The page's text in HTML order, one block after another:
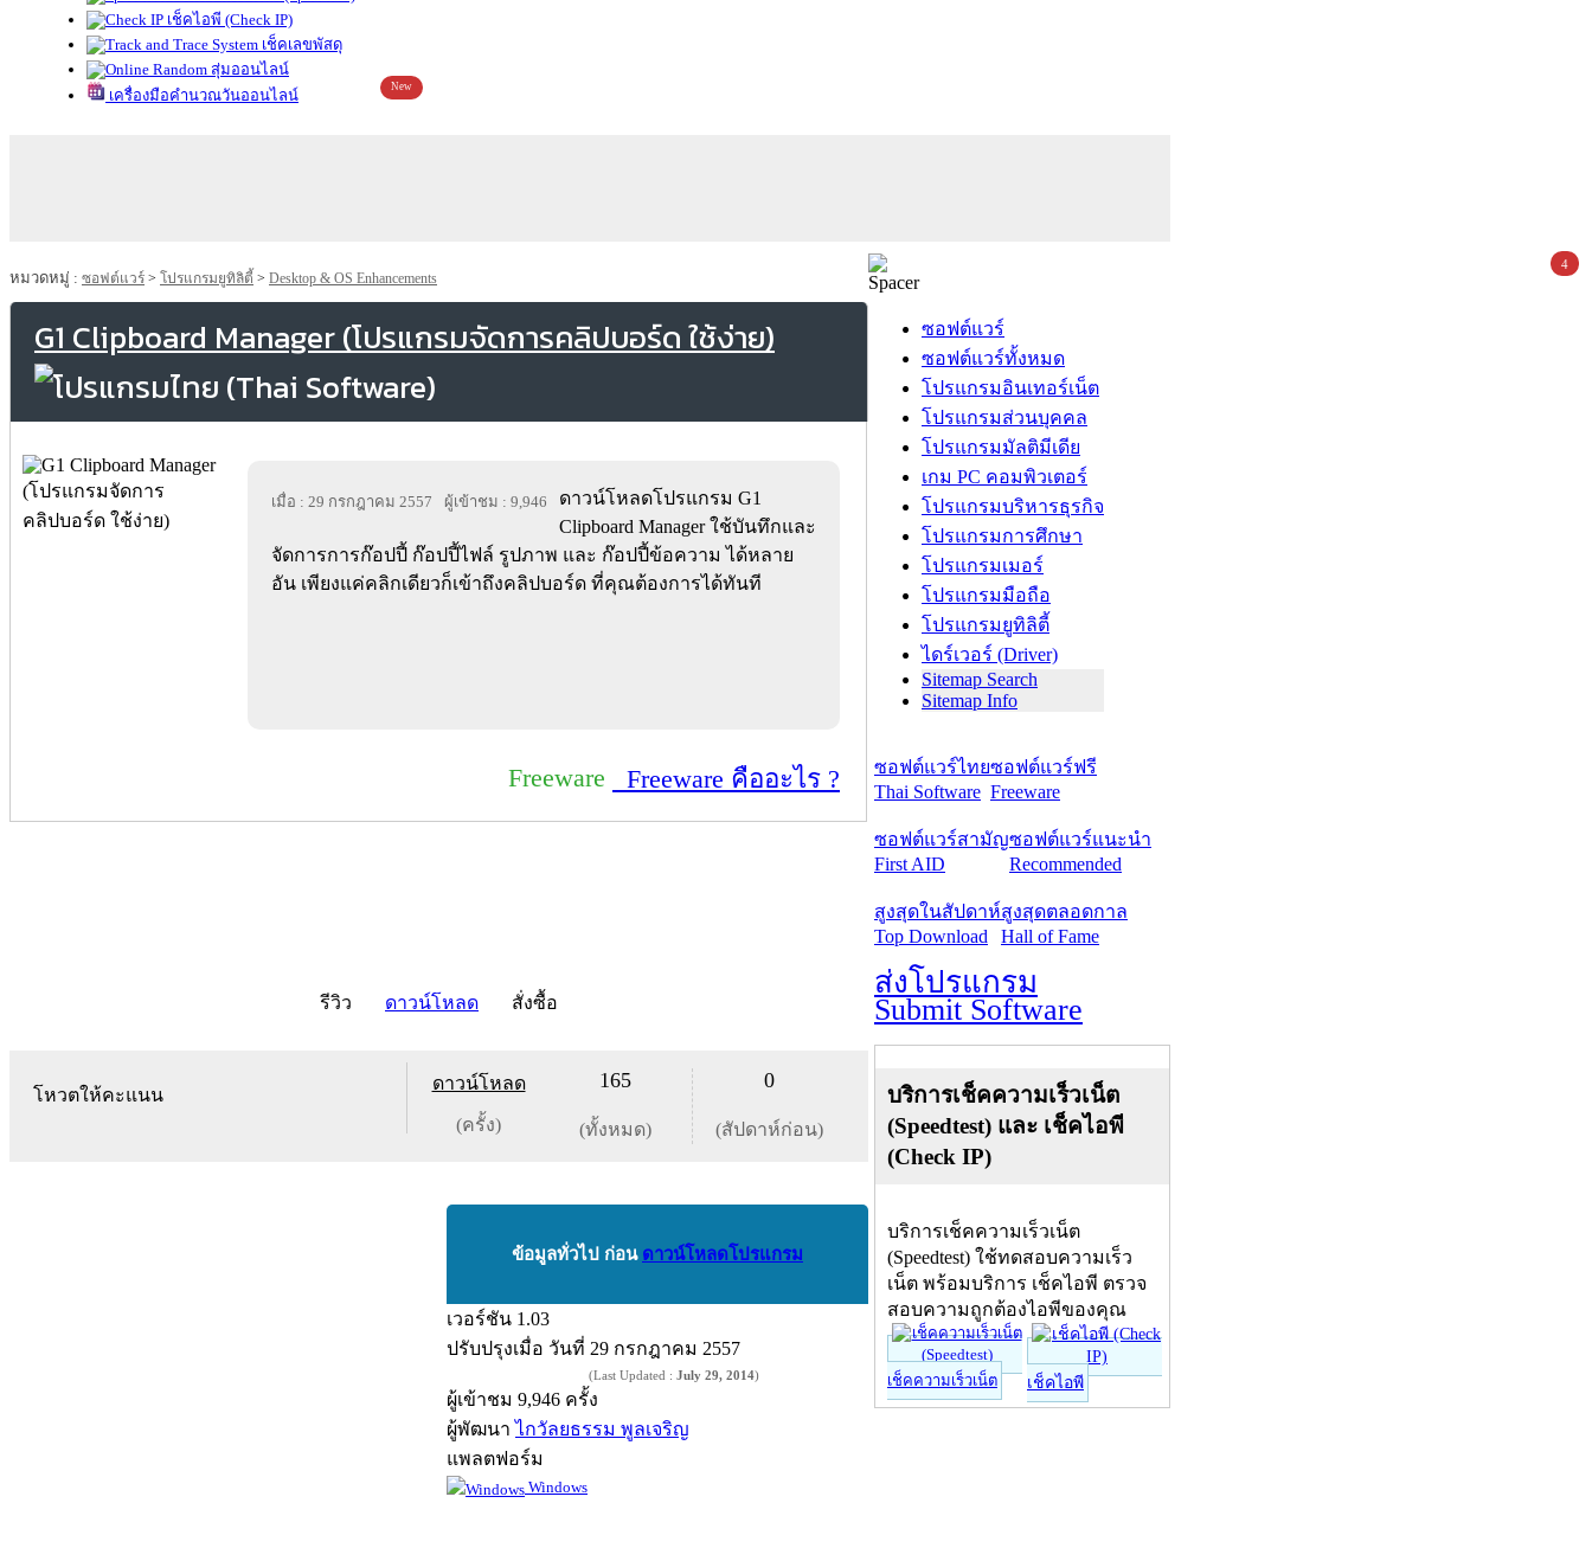
เช็คไอพี (Check IP)
เช็คเลขพัสดุ
สุ่มออนไลน์
เครื่องมือคำนวณวันออนไลน์
New
หมวดหมู่ : ซอฟต์แวร์ > โปรแกรมยูทิลิตี้ > Desktop & OS Enhancements
G1 Clipboard Manager (โปรแกรมจัดการคลิปบอร์ด ใช้ง่าย)
เมื่อ : 29 กรกฎาคม 2557 ผู้เข้าชม : 9,946
ดาวน์โหลดโปรแกรม G1
Clipboard Manager ใช้บันทึกและ
จัดการการก๊อปปี้ ก๊อปปี้ไฟล์ รูปภาพ และ ก๊อปปี้ข้อความ ได้หลาย
อัน เพียงแค่คลิกเดียวก็เข้าถึงคลิปบอร์ด ที่คุณต้องการได้ทันที
Freeware Freeware คืออะไร ?
รีวิว ดาวน์โหลด สั่งซื้อ
โหวตให้คะแนน
ดาวน์โหลด
(ครั้ง)
165
(ทั้งหมด)
0
(สัปดาห์ก่อน)
ข้อมูลทั่วไป ก่อน ดาวน์โหลดโปรแกรม
เวอร์ชัน 1.03
ปรับปรุงเมื่อ วันที่ 29 กรกฎาคม 2557
(Last Updated : July 29, 2014)
ผู้เข้าชม 9,946 ครั้ง
ผู้พัฒนาไกวัลยธรรม พูลเจริญ
แพลตฟอร์ม
Windows
ซอฟต์แวร์
ซอฟต์แวร์ทั้งหมด
โปรแกรมอินเทอร์เน็ต
โปรแกรมส่วนบุคคล
โปรแกรมมัลติมีเดีย
เกม PC คอมพิวเตอร์
โปรแกรมบริหารธุรกิจ
โปรแกรมการศึกษา
โปรแกรมเมอร์
โปรแกรมมือถือ
โปรแกรมยูทิลิตี้
ไดร์เวอร์ (Driver)
Sitemap Search
Sitemap Info
ซอฟต์แวร์ไทย
Thai Software
ซอฟต์แวร์ฟรี
Freeware
ซอฟต์แวร์สามัญ
First AID
ซอฟต์แวร์แนะนำ
Recommended
สูงสุดในสัปดาห์
Top Download
สูงสุดตลอดกาล
Hall of Fame
ส่งโปรแกรม
Submit Software
บริการเช็คความเร็วเน็ต
(Speedtest) และ เช็คไอพี
(Check IP)
บริการเช็คความเร็วเน็ต
(Speedtest) ใช้ทดสอบความเร็ว
เน็ต พร้อมบริการ เช็คไอพี ตรวจ
สอบความถูกต้องไอพีของคุณ
เช็คความเร็วเน็ต เช็คไอพี
4